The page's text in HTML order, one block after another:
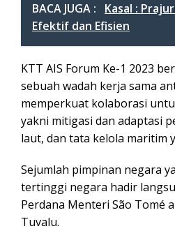
BACA JUGA :
Kasal :
Efektif dan Efisien
KTT AIS Forum Ke-1 2023
sebuah wadah kerja sama
memperkuat kolaborasi
yakni mitigasi dan adaptasi
laut, dan tata kelola maritim
Sejumlah pimpinan negara
tertinggi negara hadir
Perdana Menteri São Tomé
Tuvalu.